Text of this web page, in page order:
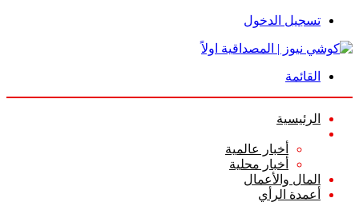
تسجيل الدخول
القائمة
الرئيسية
أخبار عالمية
أخبار محلية
المال والأعمال
أعمدة الرأي